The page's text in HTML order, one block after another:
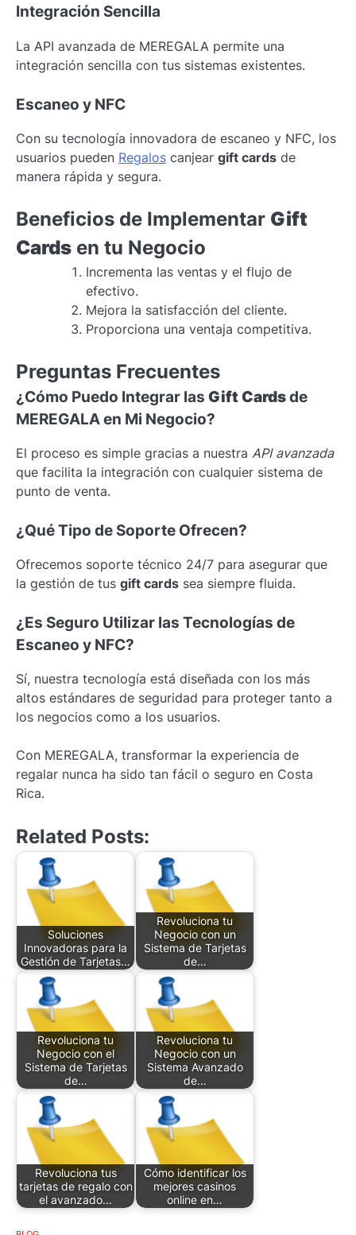
Integración Sencilla
La API avanzada de MEREGALA permite una
integración sencilla con tus sistemas existentes.
Escaneo y NFC
Con su tecnología innovadora de escaneo y NFC, los
usuarios pueden Regalos canjear gift cards de
manera rápida y segura.
Beneficios de Implementar Gift
Cards en tu Negocio
Incrementa las ventas y el flujo de
efectivo.
Mejora la satisfacción del cliente.
Proporciona una ventaja competitiva.
Preguntas Frecuentes
¿Cómo Puedo Integrar las Gift Cardsde
MEREGALA en Mi Negocio?
El proceso es simple gracias a nuestra API avanzada
que facilita la integración con cualquier sistema de
punto de venta.
¿Qué Tipo de Soporte Ofrecen?
Ofrecemos soporte técnico 24/7 para asegurar que
la gestión de tus gift cards sea siempre fluida.
¿Es Seguro Utilizar las Tecnologías de
Escaneo y NFC?
Sí, nuestra tecnología está diseñada con los más
altos estándares de seguridad para proteger tanto a
los negocios como a los usuarios.
Con MEREGALA, transformar la experiencia de
regalar nunca ha sido tan fácil o seguro en Costa
Rica.
Related Posts:
Soluciones
Innovadoras para la
Gestión de Tarjetas…
Revoluciona tu
Negocio con un
Sistema de Tarjetas
de…
Revoluciona tu
Negocio con el
Sistema de Tarjetas
de…
Revoluciona tu
Negocio con un
Sistema Avanzado
de…
Revoluciona tus
tarjetas de regalo con
el avanzado…
Cómo identificar los
mejores casinos
online en…